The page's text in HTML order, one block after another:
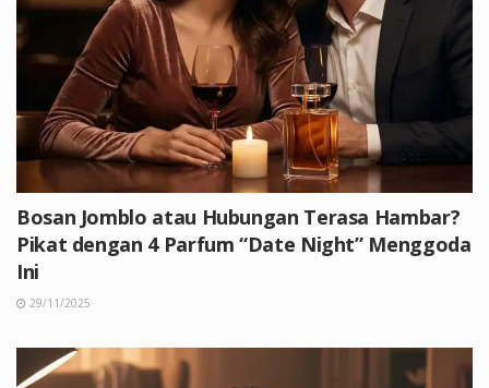
Bosan Jomblo atau Hubungan Terasa Hambar?
Pikat dengan 4 Parfum “Date Night” Menggoda
Ini
29/11/2025